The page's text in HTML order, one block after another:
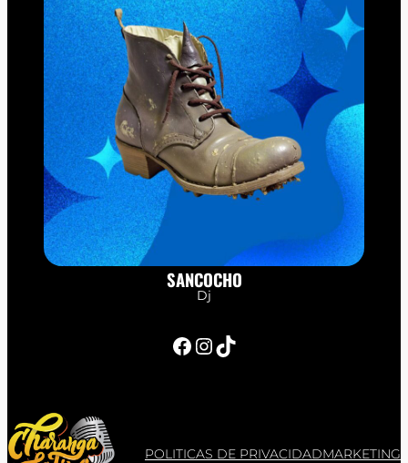
SANCOCHO
Dj
Facebook InstagramTikTok
POLITICAS DE PRIVACIDADMARKETING